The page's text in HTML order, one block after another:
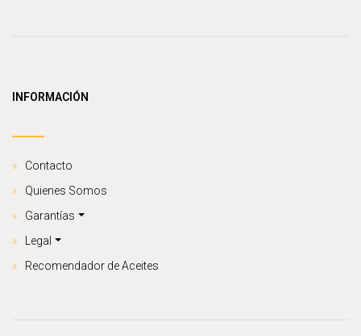
INFORMACIÓN
Contacto
Quienes Somos
Garantías
Legal
Recomendador de Aceites